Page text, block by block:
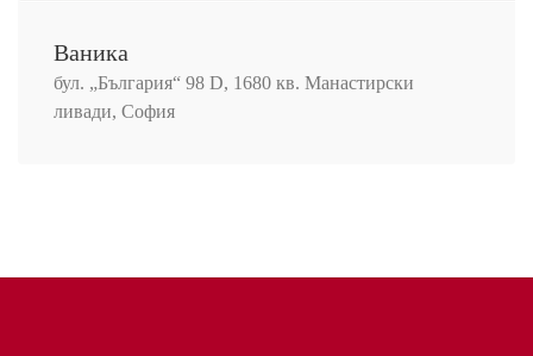
Ваника
бул. „България“ 98 D, 1680 кв. Манастирски
ливади, София